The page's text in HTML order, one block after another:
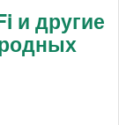
и другие